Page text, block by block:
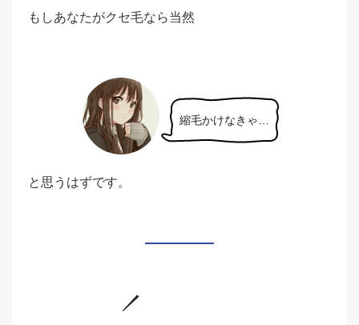
もしあなたがクセ毛なら当然
縮毛かけなきゃ…
と思うはずです。